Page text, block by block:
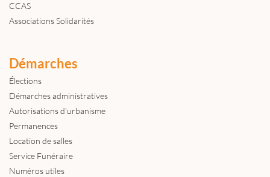
CCAS
Associations Solidarités
Démarches
Élections
Démarches administratives
Autorisations d'urbanisme
Permanences
Location de salles
Service Funéraire
Numéros utiles